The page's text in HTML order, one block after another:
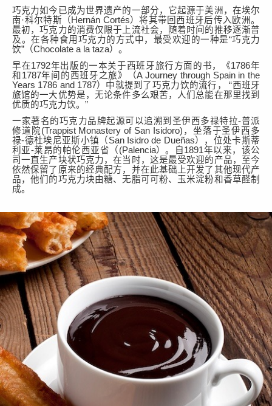
巧克力如今已成为世界遗产的一部分， 它起源于美洲，在埃尔
南·科尔特斯（Hernán Cortés）将其带回西班牙后传入欧洲。
最初，巧克力的消费仅限于上流社会，随着时间的推移逐渐普
及。在各种食用巧克力的方式中，最受欢迎的一种是“巧克力
饮” （Chocolate a la taza）。
早在1792年出版的一本关于西班牙旅行方面的书， 《1786年
和1787年间的西班牙之旅》（A Journey through Spain in the
Years 1786 and 1787）中就提到 了巧克力饮的流行 ，
“西班牙
旅馆的一大优势是，无论条件多么艰苦，人们总能在那里找到
优质的巧克力饮。”
一家著名的巧克力品牌起源可以追溯到圣伊西多禄特拉-普派
修道院(Trappist Monastery of San Isidoro)，坐落于圣伊西多
禄-德杜埃尼亚斯小镇 （San Isidro de Dueñas） ，位处卡斯蒂
利亚-莱昂的帕伦西亚省 （(Palencia）。自 1891年以来，该公
司一直生产块状巧克力，在当时，这是最受欢迎的产品，至今
依然保留了 原来的经典配方，并在此基础上开发了其他现代产
品，他们的巧克力块由糖、无脂可可粉、玉米淀粉和香草醛制
成。